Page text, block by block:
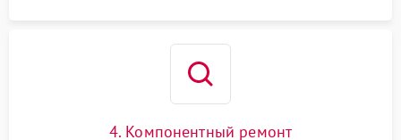
4. Компонентный ремонт